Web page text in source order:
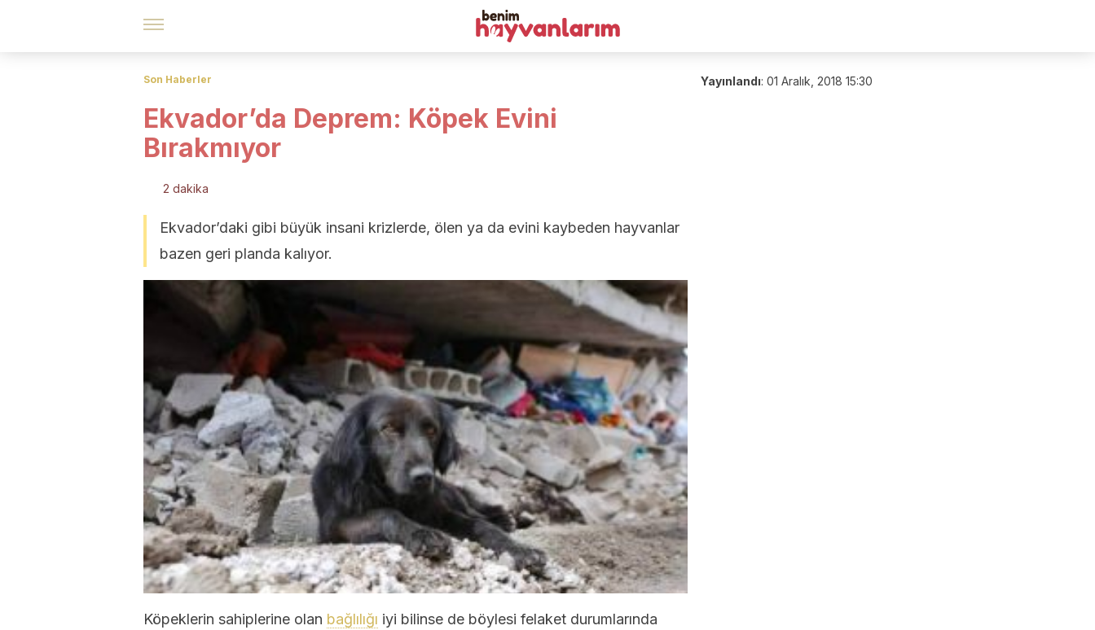
Son Haberler
Ekvador’da Deprem: Köpek Evini
Bırakmıyor
2 dakika
Ekvador’daki gibi büyük insani krizlerde, ölen ya da evini kaybeden hayvanlar
bazen geri planda kalıyor.
Köpeklerin sahiplerine olan bağlılığı iyi bilinse de böylesi felaket durumlarında
Yayınlandı: 01 Aralık, 2018 15:30